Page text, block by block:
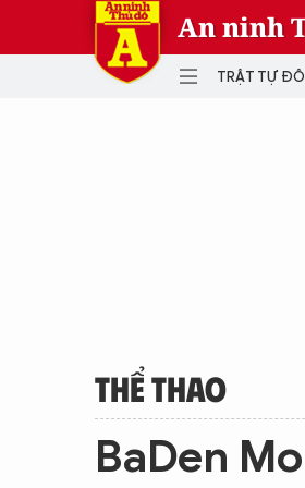
An ninh
TRẬT TỰ
THỂ THAO
BaDen